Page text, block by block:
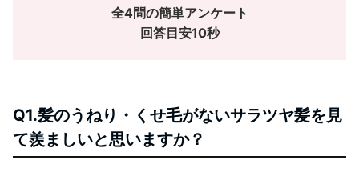
全4問の簡単アンケート
回答目安10秒
Q1.髪のうねり・くせ毛がないサラツヤ髪を見
て羨ましいと思いますか？